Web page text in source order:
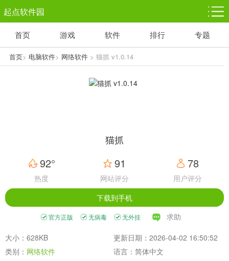
起点软件园
塔防游戏
1千+款游戏
休闲益智
1万+款游戏
体育竞技
5百+款游戏
赛车竞速
首页 游戏 软件 排行 专题
首页> 电脑软件> 网络软件> 猫抓 v1.0.14
猫抓
92°
热度
91
网站评分
78
用户评分
下载到手机
官方正版 无病毒 无外挂 求助
大小：628KB
更新日期：2026-04-02 16:50:52
类别： 网络软件 语言：简体中文